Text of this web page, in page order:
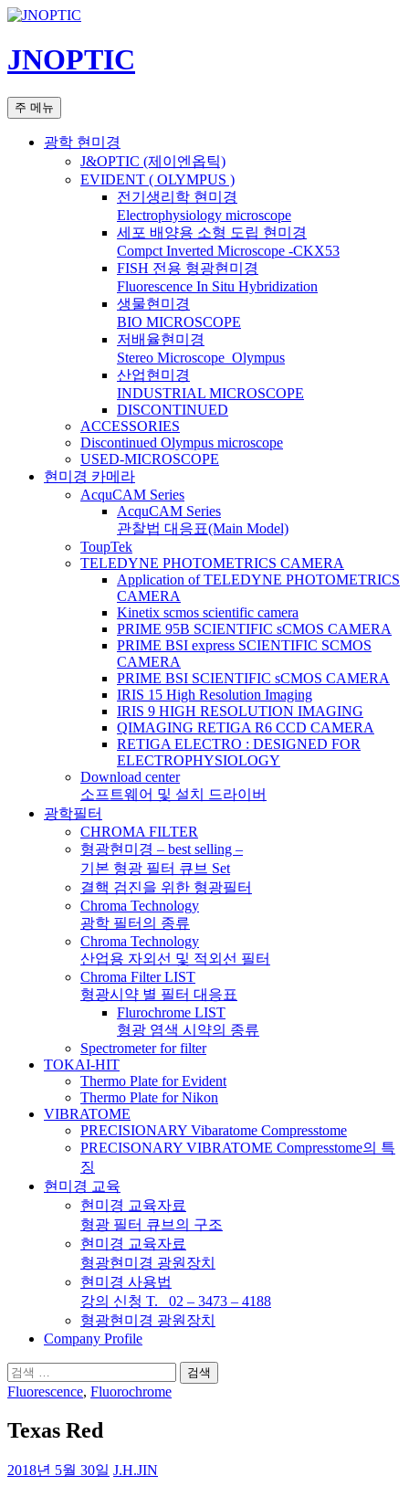
컨
츠
로
너
JNOPTIC
검
색
주 메뉴
광학 현미경
J&OPTIC (제이엔옵틱)
EVIDENT ( OLYMPUS )
전기생리학 현미경
Electrophysiology microscope
세포 배양용 소형 도립 현미경
Compct Inverted Microscope -CKX53
FISH 전용 형광현미경
Fluorescence In Situ Hybridization
생물현미경
BIO MICROSCOPE
저배율현미경
Stereo Microscope_Olympus
산업현미경
INDUSTRIAL MICROSCOPE
DISCONTINUED
ACCESSORIES
Discontinued Olympus microscope
USED-MICROSCOPE
현미경 카메라
AcquCAM Series
AcquCAM Series
관찰법 대응표(Main Model)
ToupTek
TELEDYNE PHOTOMETRICS CAMERA
Application of TELEDYNE PHOTOMETRICS
CAMERA
Kinetix scmos scientific camera
PRIME 95B SCIENTIFIC sCMOS CAMERA
PRIME BSI express SCIENTIFIC SCMOS
CAMERA
PRIME BSI SCIENTIFIC sCMOS CAMERA
IRIS 15 High Resolution Imaging
IRIS 9 HIGH RESOLUTION IMAGING
QIMAGING RETIGA R6 CCD CAMERA
RETIGA ELECTRO : DESIGNED FOR
ELECTROPHYSIOLOGY
Download center
소프트웨어 및 설치 드라이버
광학필터
CHROMA FILTER
형광현미경 – best selling –
기본 형광 필터 큐브 Set
결핵 검진을 위한 형광필터
Chroma Technology
광학 필터의 종류
Chroma Technology
산업용 자외선 및 적외선 필터
Chroma Filter LIST
형광시약 별 필터 대응표
Flurochrome LIST
형광 염색 시약의 종류
Spectrometer for filter
TOKAI-HIT
Thermo Plate for Evident
Thermo Plate for Nikon
VIBRATOME
PRECISIONARY Vibaratome Compresstome
PRECISONARY VIBRATOME Compresstome의 특
징
현미경 교육
현미경 교육자료
형광 필터 큐브의 구조
현미경 교육자료
형광현미경 광원장치
현미경 사용법
강의 신청 T. 02 – 3473 – 4188
형광현미경 광원장치
Company Profile
검
색:
Fluorescence, Fluorochrome
Texas Red
2018년 5월 30일 J.H.JIN